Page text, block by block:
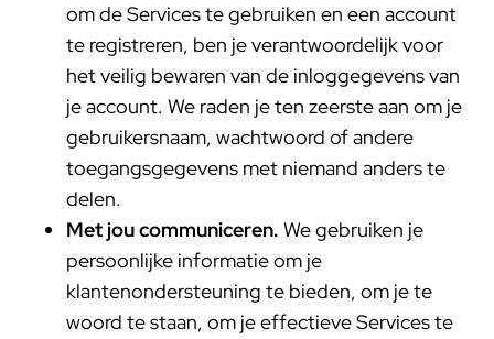
om de Services te gebruiken en een account
te registreren, ben je verantwoordelijk voor
het veilig bewaren van de inloggegevens van
je account. We raden je ten zeerste aan om je
gebruikersnaam, wachtwoord of andere
toegangsgegevens met niemand anders te
delen.
Met jou communiceren. We gebruiken je
persoonlijke informatie om je
klantenondersteuning te bieden, om je te
woord te staan, om je effectieve Services te